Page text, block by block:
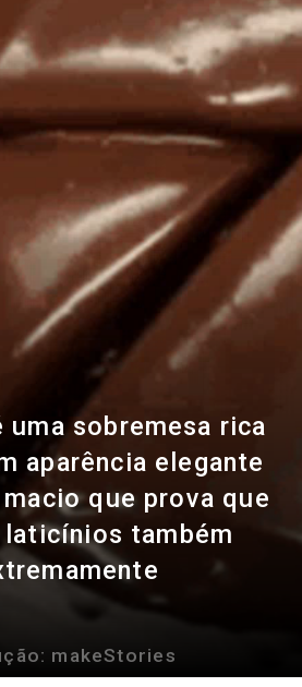
uma sobremesa rica
aparência elegante
que prova que
também
makeStories